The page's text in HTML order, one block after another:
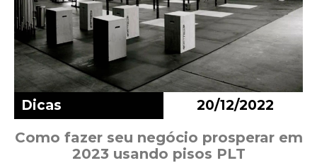
Como fazer seu negócio prosperar em
2023 usando pisos PLT
Dicas 20/12/2022